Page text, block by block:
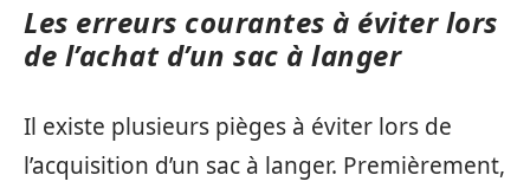
Les erreurs courantes à éviter lors
de l’achat d’un sac à langer
Il existe plusieurs pièges à éviter lors de
l’acquisition d’un sac à langer. Premièrement,